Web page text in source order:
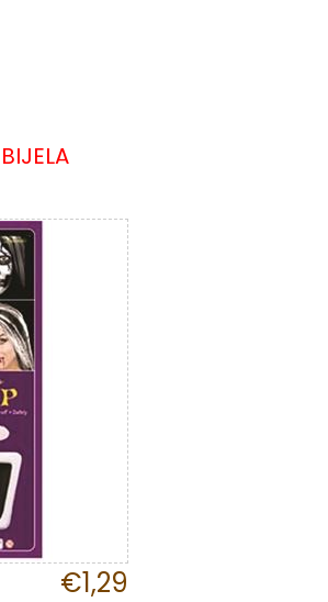
€1,29